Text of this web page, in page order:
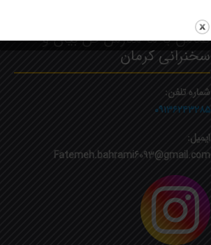
تماس با ما مدرس فن بیان و
سخنرانی کرمان
شماره تلفن:
۰۹۱۳۶۲۴۳۲۸۵
ایمیل:
Fatemeh.bahrami6093@gmail.com